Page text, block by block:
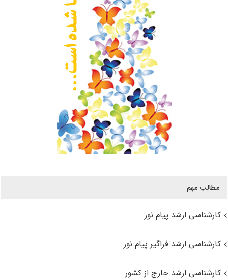
مطالب مهم
کارشناسی ارشد پیام نور
کارشناسی ارشد فراگیر پیام نور
کارشناسی ارشد خارج از کشور